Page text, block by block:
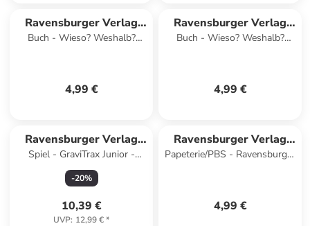
Ravensburger Verlag
GmbH
Buch - Wieso? Weshalb?
4,99 €
Ravensburger Verlag
GmbH
Buch - Wieso? Weshalb?
4,99 €
Ravensburger Verlag
GmbH
Spiel - GraviTrax Junior -
Element Lift
-20%
10,39 €
UVP: 12,99 €*
Ravensburger Verlag
GmbH
Papeterie/PBS - Ravensburger
4,99 €